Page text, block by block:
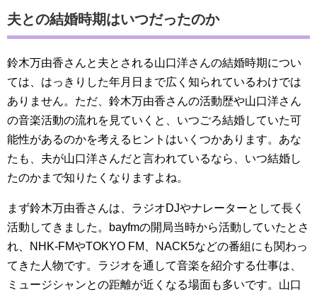
夫との結婚時期はいつだったのか
鈴木万由香さんと夫とされる山口洋さんの結婚時期につい
ては、はっきりした年月日まで広く知られているわけでは
ありません。ただ、鈴木万由香さんの活動歴や山口洋さん
の音楽活動の流れを見ていくと、いつごろ結婚していた可
能性があるのかを考えるヒントはいくつかあります。あな
たも、夫が山口洋さんだと言われているなら、いつ結婚し
たのかまで知りたくなりますよね。
まず鈴木万由香さんは、ラジオDJやナレーターとして長く
活動してきました。bayfmの開局当時から活動していたとさ
れ、NHK-FMやTOKYO FM、NACK5などの番組にも関わっ
てきた人物です。ラジオを通して音楽を紹介する仕事は、
ミュージシャンとの距離が近くなる場面も多いです。山口